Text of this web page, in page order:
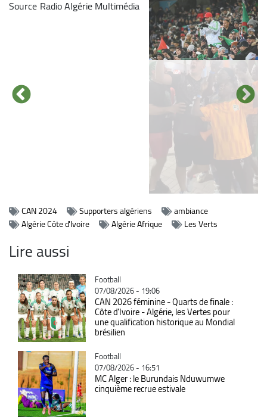
Source Radio Algérie Multimédia Image
Image
Image
Image
CAN 2024 Supporters algériens
ambiance
Algérie Côte d'Ivoire
Algérie Afrique Les Verts
Lire aussi
Catégorie
Football
07/08/2026 - 19:06
CAN 2026 féminine - Quarts de finale :
Côte d'Ivoire - Algérie, les Vertes pour
une qualification historique au Mondial
brésilien
Catégorie
Football
07/08/2026 - 16:51
MC Alger : le Burundais Nduwumwe
cinquième recrue estivale